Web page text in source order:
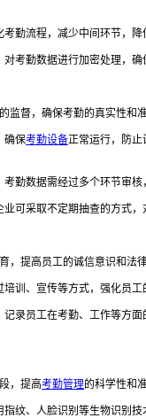
考勤流程，减少中间环节，降
考勤数据进行加密处理，确
监督，确保考勤的真实性和准
确保考勤设备正常运行，防止
勤数据需经过多个环节审核
业可采取不定期抽查的方式，
，提高员工的诚信意识和法律
训、宣传等方式，强化员工
记录员工在考勤、工作等方
，提高考勤管理的科学性和
指纹、人脸识别等生物识别